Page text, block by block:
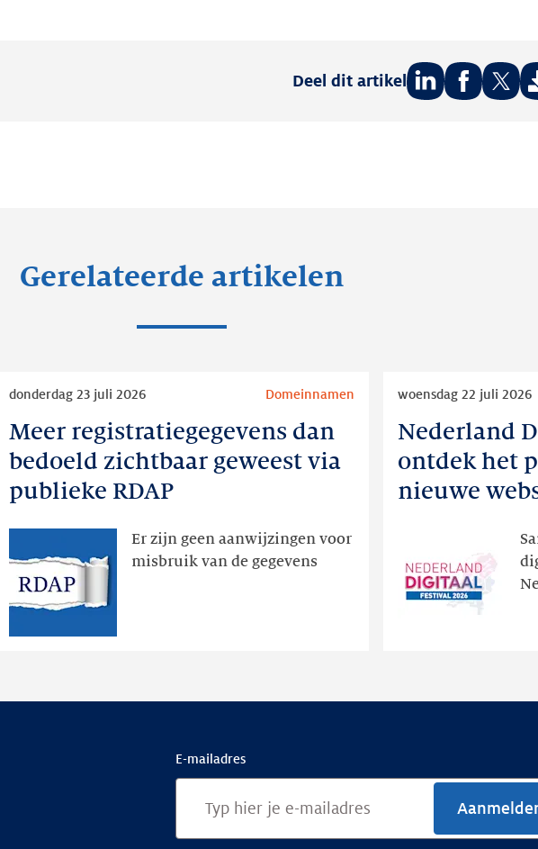
Deel dit artikel
Gerelateerde artikelen
Meer registratiegegevens dan
bedoeld zichtbaar geweest via
publieke RDAP
donderdag 23 juli 2026 Domeinnamen
Er zijn geen aanwijzingen voor
misbruik van de gegevens
Meer
registratiegegevens
dan
bedoeld
via
publieke
RDAP
Nederland
ontdek het
nieuwe
woensdag 22 juli 2026
Nederland
Festival:
ontdek
E-mailadres